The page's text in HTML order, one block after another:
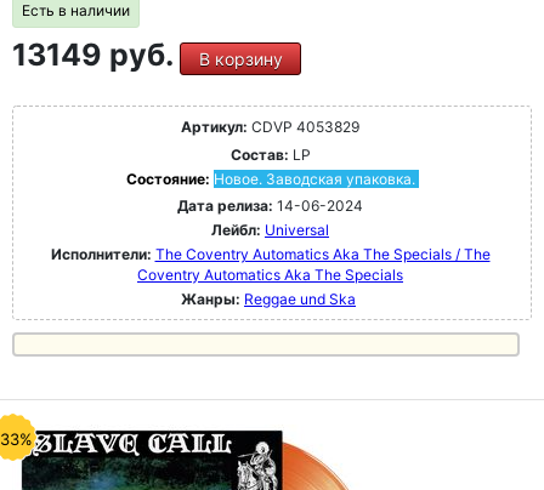
Есть в наличии
13149 руб. В корзину
Артикул: CDVP 4053829
Состав: LP
Состояние: Новое. Заводская упаковка.
Дата релиза: 14-06-2024
Лейбл: Universal
Исполнители: The Coventry Automatics Aka The Specials / The
Coventry Automatics Aka The Specials
Жанры: Reggae und Ska